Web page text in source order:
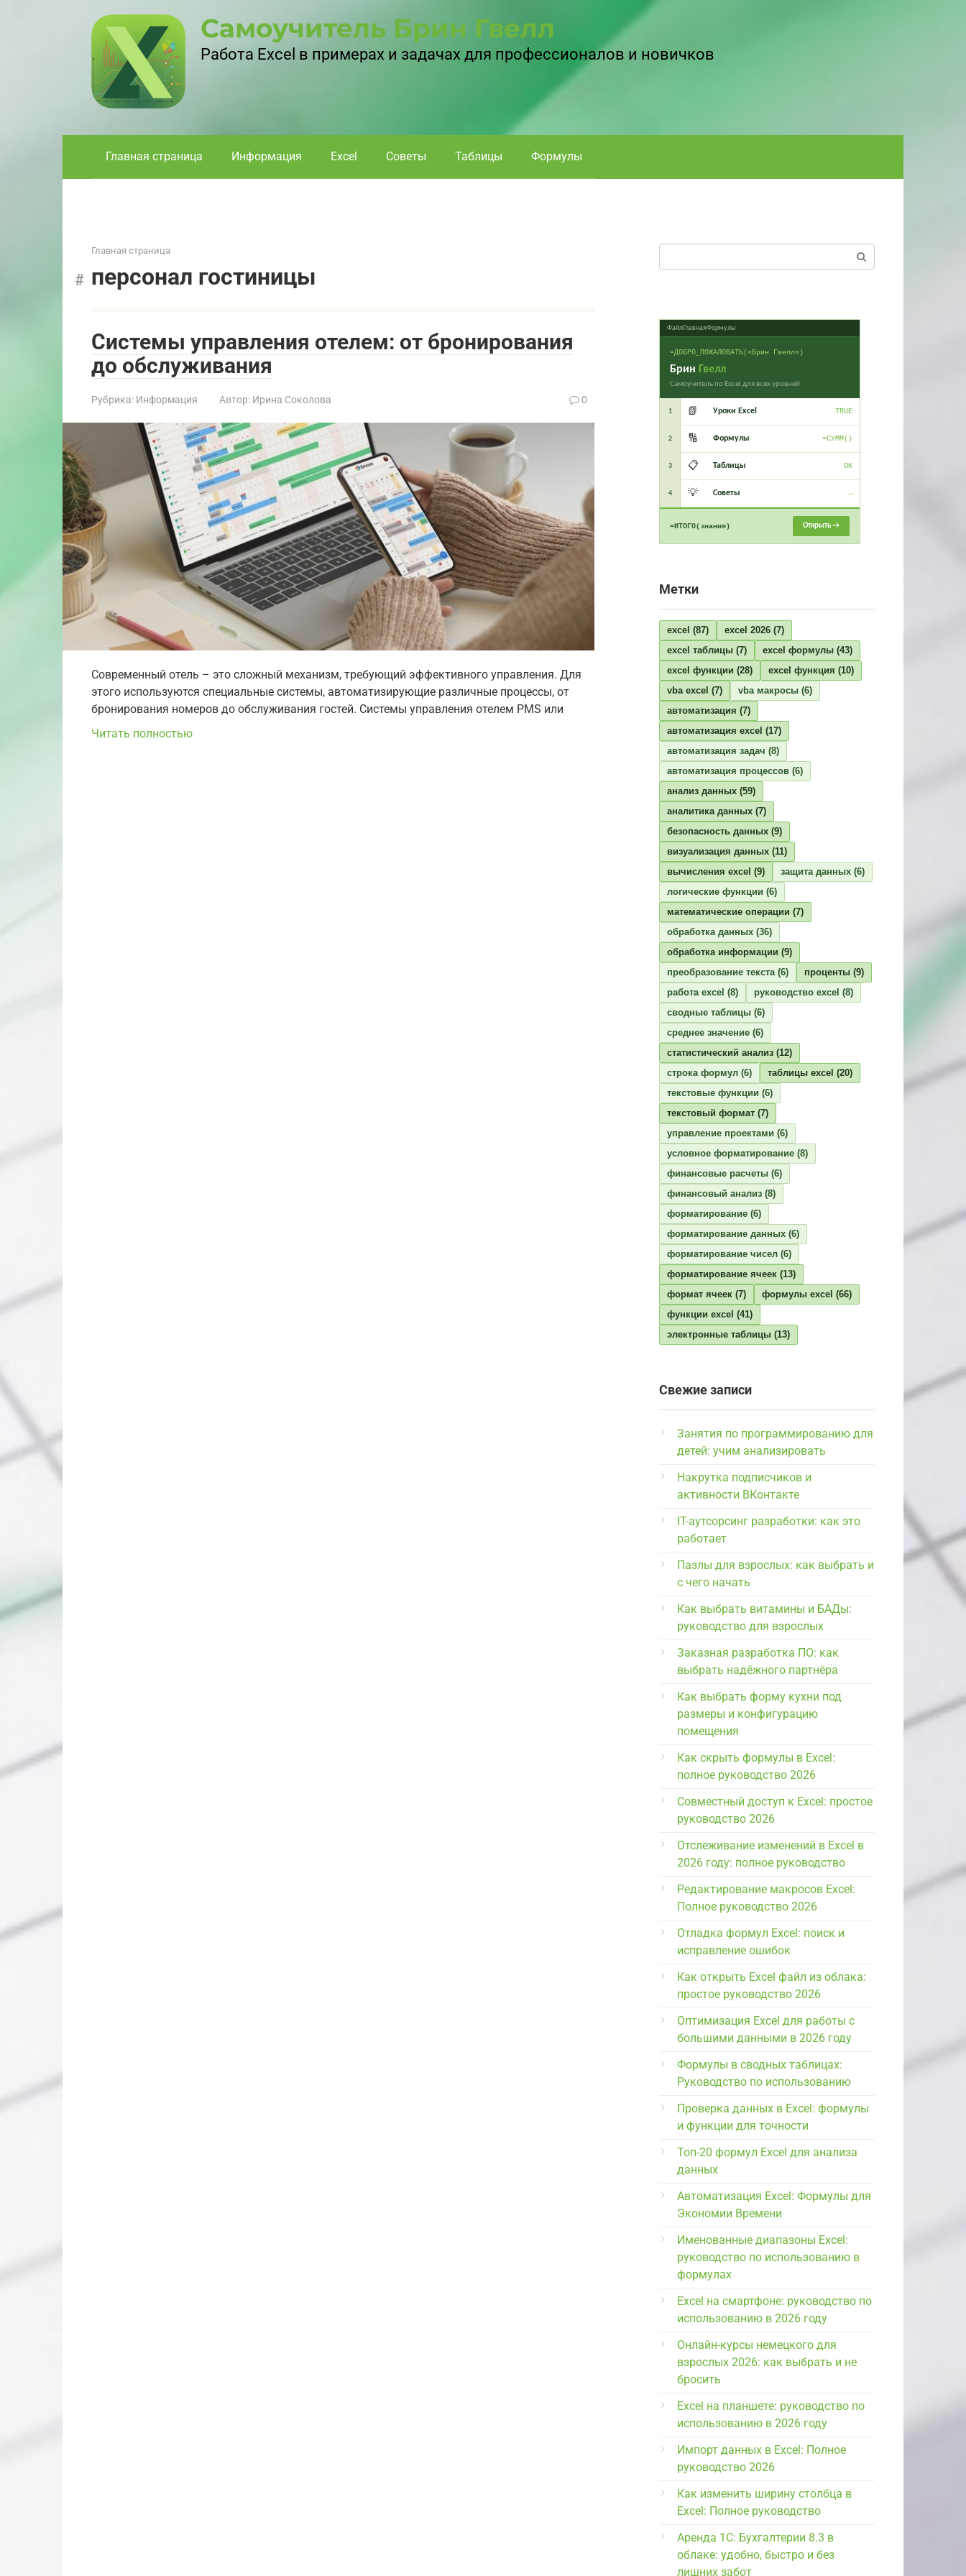
Самоучитель Брин Гвелл
Работа Excel в примерах и задачах для профессионалов и новичков
Главная страница Информация Excel Советы Таблицы Формулы
Главная страница
персонал гостиницы
Системы управления отелем: от бронирования
до обслуживания
Рубрика: Информация Автор: Ирина Соколова 0
Современный отель – это сложный механизм, требующий эффективного управления. Для
этого используются специальные системы, автоматизирующие различные процессы, от
бронирования номеров до обслуживания гостей. Системы управления отелем PMS или
Читать полностью
ФайлГлавнаяФормулы
=ДОБРО_ПОЖАЛОВАТЬ(«Брин Гвелл»)
Брин Гвелл
Самоучитель по Excel для всех уровней
1 📗 Уроки Excel TRUE
2 🔢 Формулы =СУММ()
3 📋 Таблицы OK
4 💡 Советы →
=ИТОГО(знания) Открыть →
Метки
excel (87) excel 2026 (7)
excel таблицы (7) excel формулы (43)
excel функции (28) excel функция (10)
vba excel (7) vba макросы (6)
автоматизация (7)
автоматизация excel (17)
автоматизация задач (8)
автоматизация процессов (6)
анализ данных (59)
аналитика данных (7)
безопасность данных (9)
визуализация данных (11)
вычисления excel (9) защита данных (6)
логические функции (6)
математические операции (7)
обработка данных (36)
обработка информации (9)
преобразование текста(6) проценты (9)
работа excel (8) руководство excel (8)
сводные таблицы (6)
среднее значение (6)
статистический анализ (12)
строка формул (6) таблицы excel (20)
текстовые функции (6)
текстовый формат (7)
управление проектами (6)
условное форматирование (8)
финансовые расчеты (6)
финансовый анализ (8)
форматирование (6)
форматирование данных (6)
форматирование чисел (6)
форматирование ячеек (13)
формат ячеек (7) формулы excel (66)
функции excel (41)
электронные таблицы (13)
Свежие записи
Занятия по программированию для
детей: учим анализировать
Накрутка подписчиков и
активности ВКонтакте
IT-аутсорсинг разработки: как это
работает
Пазлы для взрослых: как выбрать и
с чего начать
Как выбрать витамины и БАДы:
руководство для взрослых
Заказная разработка ПО: как
выбрать надёжного партнёра
Как выбрать форму кухни под
размеры и конфигурацию
помещения
Как скрыть формулы в Excel:
полное руководство 2026
Совместный доступ к Excel: простое
руководство 2026
Отслеживание изменений в Excel в
2026 году: полное руководство
Редактирование макросов Excel:
Полное руководство 2026
Отладка формул Excel: поиск и
исправление ошибок
Как открыть Excel файл из облака:
простое руководство 2026
Оптимизация Excel для работы с
большими данными в 2026 году
Формулы в сводных таблицах:
Руководство по использованию
Проверка данных в Excel: формулы
и функции для точности
Топ-20 формул Excel для анализа
данных
Автоматизация Excel: Формулы для
Экономии Времени
Именованные диапазоны Excel:
руководство по использованию в
формулах
Excel на смартфоне: руководство по
использованию в 2026 году
Онлайн-курсы немецкого для
взрослых 2026: как выбрать и не
бросить
Excel на планшете: руководство по
использованию в 2026 году
Импорт данных в Excel: Полное
руководство 2026
Как изменить ширину столбца в
Excel: Полное руководство
Аренда 1С: Бухгалтерии 8.3 в
облаке: удобно, быстро и без
лишних забот